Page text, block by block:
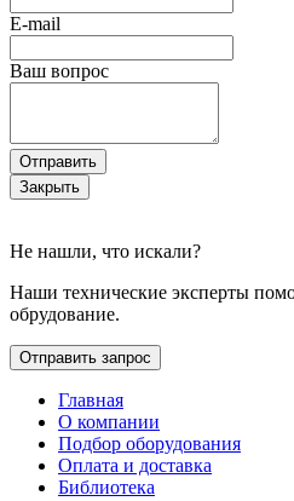
E-mail
Ваш вопрос
Отправить
Закрыть
Не нашли, что искали?
Наши технические эксперты
обрудование.
Отправить запрос
Главная
О компании
Подбор оборудования
Оплата и доставка
Библиотека